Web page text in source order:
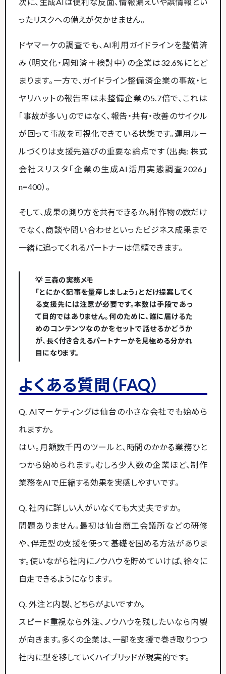
ったリスクへの備えが欠かせません。
ドヤマーケの調査でも、AI利用ガイドラインを整備済
み（明文化・周知済＋検討中）の企業は32.6%にとど
まります。一方で、ガイドライン整備済企業の事故・ヒ
ヤリハットの報告率は未整備企業の5.7倍で、これは
「事故が多い」のではなく、報告・共有・改善のサイクル
が回って事故を可視化できている状態です。運用ルー
ルづくりは支援先選びの重要な論点です（出典: 株式
会社スリスタ「企業の生成AI活用実態調査2026」
n=400）。
そして、成果の測り方を共有できるか。制作物の数だけ
でなく、商談や問い合わせといったビジネス成果まで
一緒に追ってくれるパートナーは信頼できます。
💡 三森の実務メモ
「とにかく記事を量産しましょう」とだけ提案してく
る支援先には注意が必要です。本数は手段であっ
て目的ではありません。何のために、誰に届けるた
めのコンテンツなのかをセットで話せるかどうか
が、長く付き合えるパートナーかを見極める分かれ
目になります。
よくある質問（FAQ）
Q. AIマーケティングは仙台の小さな会社でも始めら
れますか。
はい。月額数千円のツールと、時間のかかる業務ひと
つから始められます。むしろ少人数の企業ほど、制作
業務をAIで圧縮する効果を実感しやすいです。
Q. 社内に詳しい人がいなくても大丈夫ですか。
問題ありません。最初は仙台商工会議所などの研修
や、伴走型の支援を使って基礎を固める方法がありま
す。使いながら社内にノウハウを貯めていけば、徐々に
自走できるようになります。
Q. 外注と内製、どちらがよいですか。
スピード重視なら外注、ノウハウを残したいなら内製
が向きます。多くの企業は、一部を支援で巻き取りつつ
社内に型を移していくハイブリッドが現実的です。